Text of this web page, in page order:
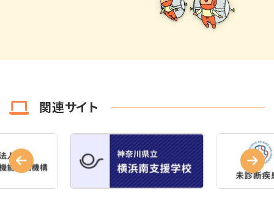
関連サイト